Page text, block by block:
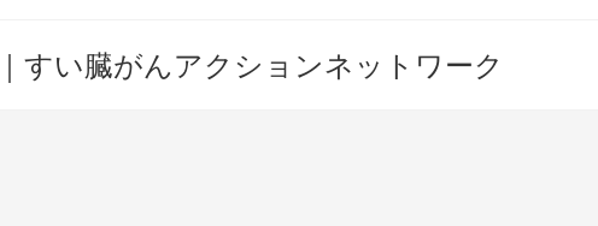
すい臓がんアクションネットワーク